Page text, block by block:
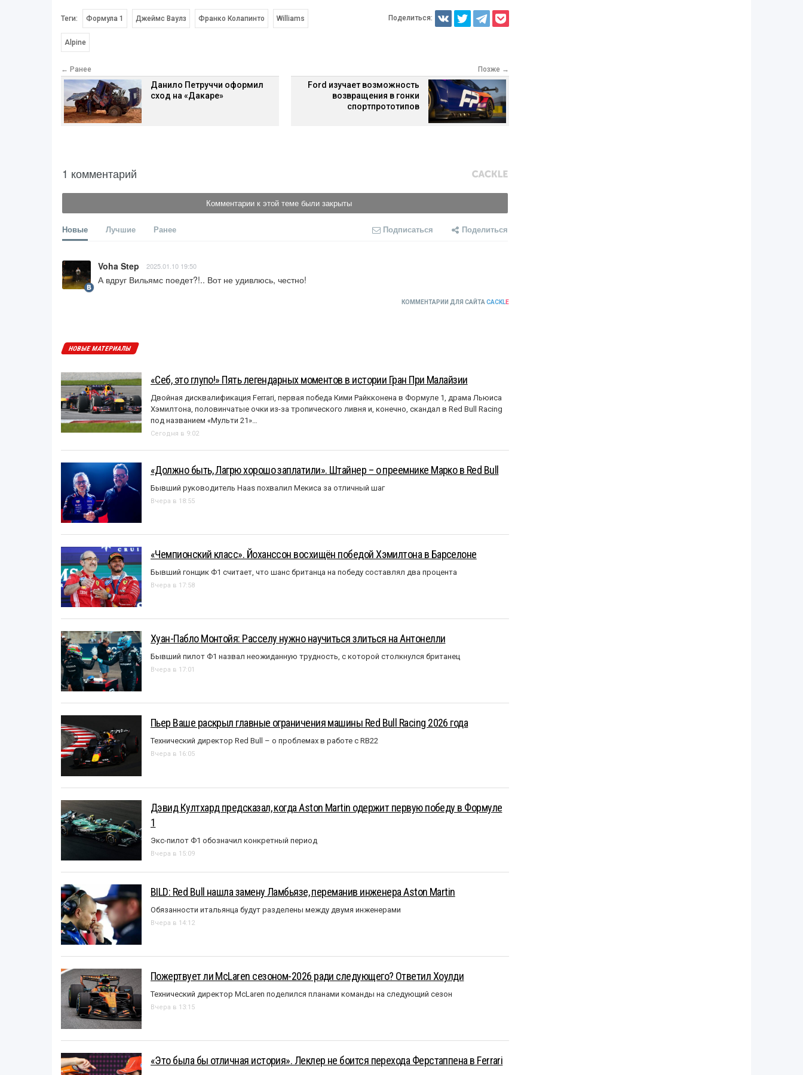
Теги: Формула 1 Джеймс Ваулз Франко Колапинто Williams
Alpine
Поделиться:
← Ранее
Данило Петруччи оформил
сход на «Дакаре»
Позже →
Ford изучает возможность
возвращения в гонки
спортпрототипов
1 комментарий
Комментарии к этой теме были закрыты
Новые Лучшие Ранее Подписаться Поделиться
Voha Step 2025.01.10 19:50
А вдруг Вильямс поедет?!.. Вот не удивлюсь, честно!
КОММЕНТАРИИ ДЛЯ САЙТА CACKLE
НОВЫЕ МАТЕРИАЛЫ
«Себ, это глупо!» Пять легендарных моментов в истории Гран При Малайзии
Двойная дисквалификация Ferrari, первая победа Кими Райкконена в Формуле 1, драма Льюиса
Хэмилтона, половинчатые очки из-за тропического ливня и, конечно, скандал в Red Bull Racing
под названием «Mульти 21»…
Сегодня в 9:02
«Должно быть, Лагрю хорошо заплатили». Штайнер – о преемнике Марко в Red Bull
Бывший руководитель Haas похвалил Мекиса за отличный шаг
Вчера в 18:55
«Чемпионский класс». Йоханссон восхищён победой Хэмилтона в Барселоне
Бывший гонщик Ф1 считает, что шанс британца на победу составлял два процента
Вчера в 17:58
Хуан-Пабло Монтойя: Расселу нужно научиться злиться на Антонелли
Бывший пилот Ф1 назвал неожиданную трудность, с которой столкнулся британец
Вчера в 17:01
Пьер Ваше раскрыл главные ограничения машины Red Bull Racing 2026 года
Технический директор Red Bull – о проблемах в работе с RB22
Вчера в 16:05
Дэвид Култхард предсказал, когда Aston Martin одержит первую победу в Формуле
1
Экс-пилот Ф1 обозначил конкретный период
Вчера в 15:09
BILD: Red Bull нашла замену Ламбьязе, переманив инженера Aston Martin
Обязанности итальянца будут разделены между двумя инженерами
Вчера в 14:12
Пожертвует ли McLaren сезоном-2026 ради следующего? Ответил Хоулди
Технический директор McLaren поделился планами команды на следующий сезон
Вчера в 13:15
«Это была бы отличная история». Леклер не боится перехода Ферстаппена в Ferrari